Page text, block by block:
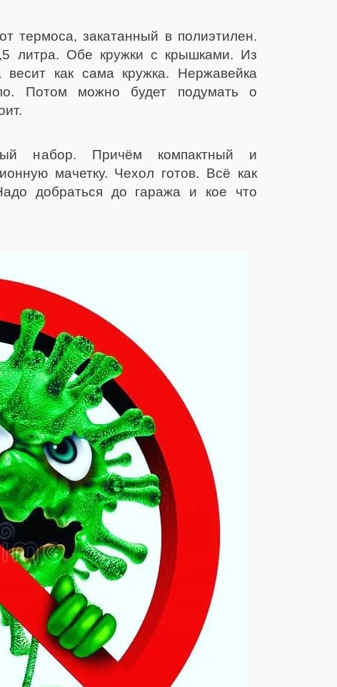
термоса, закатанный в полиэтилен.
литра. Обе кружки с крышками. Из
как сама кружка. Нержавейка
Потом можно будет подумать о
набор. Причём компактный и
мачетку. Чехол готов. Всё как
добраться до гаража и кое что